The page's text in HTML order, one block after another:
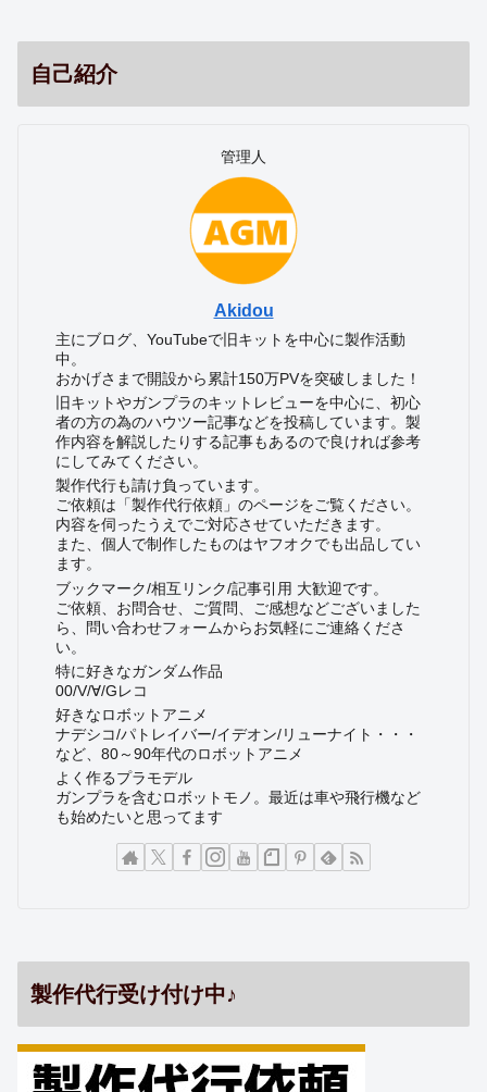
自己紹介
管理人
Akidou
主にブログ、YouTubeで旧キットを中心に製作活動
中。
おかげさまで開設から累計150万PVを突破しました！
旧キットやガンプラのキットレビューを中心に、初心
者の方の為のハウツー記事などを投稿しています。製
作内容を解説したりする記事もあるので良ければ参考
にしてみてください。
製作代行も請け負っています。
ご依頼は「製作代行依頼」のページをご覧ください。
内容を伺ったうえでご対応させていただきます。
また、個人で制作したものはヤフオクでも出品してい
ます。
ブックマーク/相互リンク/記事引用 大歓迎です。
ご依頼、お問合せ、ご質問、ご感想などございました
ら、問い合わせフォームからお気軽にご連絡くださ
い。
特に好きなガンダム作品
00/V/∀/Gレコ
好きなロボットアニメ
ナデシコ/パトレイバー/イデオン/リューナイト・・・
など、80～90年代のロボットアニメ
よく作るプラモデル
ガンプラを含むロボットモノ。最近は車や飛行機など
も始めたいと思ってます
製作代行受け付け中♪